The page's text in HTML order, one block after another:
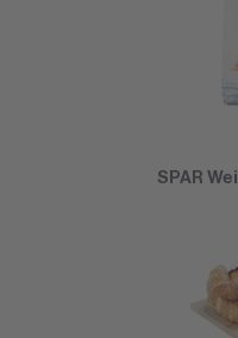
SPAR